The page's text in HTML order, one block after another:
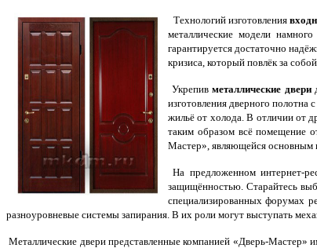
Технологий изготовления
металлические модели
гарантируется достаточно
кризиса, который повлёк за
Укрепивметаллические двери
изготовления дверного
жильё от холода. В отличии от
таким образом всё помещение
Мастер», являющейся основным
На предложенном интернет-
защищённостью. Старайтесь
специализированных форумах
разноуровневые системы запирания. В их роли могут выступать
Металлические двери представленные компанией «Дверь-Мастер»